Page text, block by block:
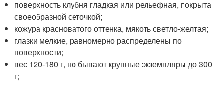
поверхность клубня гладкая или рельефная, покрыта
своеобразной сеточкой;
кожура красноватого оттенка, мякоть светло-желтая;
глазки мелкие, равномерно распределены по
поверхности;
вес 120-180 г, но бывают крупные экземпляры до 300
г;